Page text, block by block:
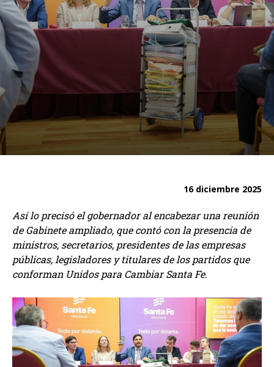
16 diciembre 2025
Así lo precisó el gobernador al encabezar una reunión
de Gabinete ampliado, que contó con la presencia de
ministros, secretarios, presidentes de las empresas
públicas, legisladores y titulares de los partidos que
conforman Unidos para Cambiar Santa Fe.